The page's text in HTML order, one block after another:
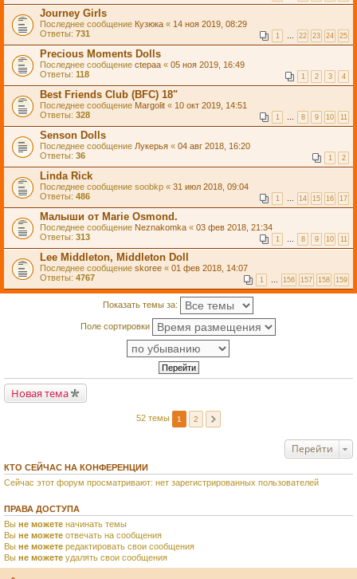
Journey Girls
Последнее сообщение Кузюка « 14 ноя 2019, 08:29
Ответы: 731 1 … 22 23 24 25
Precious Moments Dolls
Последнее сообщение ctepaa « 05 ноя 2019, 16:49
Ответы: 118 1 2 3 4
Best Friends Club (BFC) 18"
Последнее сообщение Margolit « 10 окт 2019, 14:51
Ответы: 328 1 … 8 9 10 11
Senson Dolls
Последнее сообщение Лукерья « 04 авг 2018, 16:20
Ответы: 36 1 2
Linda Rick
Последнее сообщение soobkp « 31 июл 2018, 09:04
Ответы: 486 1 … 14 15 16 17
Малыши от Marie Osmond.
Последнее сообщение Neznakomka « 03 фев 2018, 21:34
Ответы: 313 1 … 8 9 10 11
Lee Middleton, Middleton Doll
Последнее сообщение skoree « 01 фев 2018, 14:07
Ответы: 4767 1 … 156 157 158 159
Показать темы за:
Поле сортировки
Новая тема
52 темы 1 2
Перейти
КТО СЕЙЧАС НА КОНФЕРЕНЦИИ
Сейчас этот форум просматривают: нет зарегистрированных пользователей
ПРАВА ДОСТУПА
Вы не можете начинать темы
Вы не можете отвечать на сообщения
Вы не можете редактировать свои сообщения
Вы не можете удалять свои сообщения